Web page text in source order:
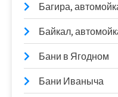
Багира,
Байкал,
Бани в Ягодном
Бани Иваныча